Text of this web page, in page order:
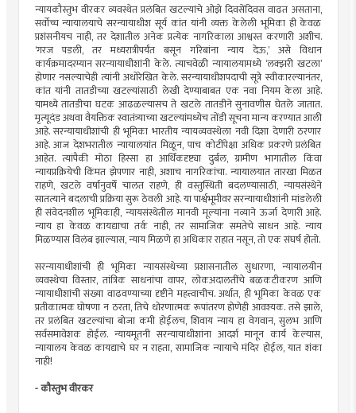
न्यायकौस्तुभ वीरकर व्यवस्थेत प्रलंबित खटल्यांचे ओझे दिवसेंदिवस वाढत असताना,
सर्वोच्च न्यायालयाचे सरन्यायाधीश सूर्य कांत यांनी व्यक्त केलेली भूमिका ही केवळ
प्रशंसनीयच नाही, तर देशातील अनेक प्रत्येक नागरिकाला आश्वस्त करणारी अशीच.
‌‘गरज पडली, तर मध्यरात्रीपर्यंत बसून गरिबांना न्याय देऊ,‌’ असे विधान
कार्यक्रमादरम्यान सरन्यायाधीशांनी केले. त्याचवेळी न्यायालयामध्ये ‌‘लक्झरी खटला‌’
होणार नसल्याचेही त्यांनी अधोरेखित केले. सरन्यायाधीशपदाची सूत्रे स्वीकारल्यानंतर,
कांत यांनी तातडीच्या खटल्यांसाठी लेखी देण्याबाबत एक नवा नियम केला आहे.
यामध्ये तातडीचा घटक आढळल्यासच ते खटले तातडीने सुनावणीस घेतले जातात.
मृत्यूदंड अथवा वैयक्तिक स्वातंत्र्याच्या खटल्यांमध्येच तोंडी सूचना मान्य करण्यात आली
आहे. सरन्यायाधीशांची ही भूमिका भारतीय न्यायव्यवस्थेला नवी दिशा देणारी ठरणार
आहे. आज देशभरातील न्यायालयांत मिळून, पाच कोटींपेक्षा अधिक प्रकरणे प्रलंबित
आहेत. त्यांपैकी मोठा हिस्सा हा आर्थिकदृष्ट्या दुर्बल, ग्रामीण भागातील किंवा
न्यायप्रक्रियेची किंमत झेपणार नाही, अशाच नागरिकांचा. न्यायालयात तारखा मिळत
राहणे, खटले वर्षानुवर्षे चालत राहणे, ही वस्तुस्थिती बदलण्यासाठी, न्यायसंस्थेने
सातत्याने बदलाची प्रक्रिया सुरू ठेवली आहे. या पार्श्वभूमीवर सरन्यायाधीशांनी मांडलेली
ही संवेदनशील भूमिकाही, न्यायसंस्थेतील मानवी मूल्यांना नव्याने ऊर्जा देणारी आहे.
न्याय हा केवळ कायद्याचा तर्क नाही, तर सामाजिक समतेचे साधन आहे. न्याय
मिळण्यास विलंब झाल्यास, न्याय मिळणे हा अधिकार राहात नसून, तो एक संघर्ष होतो.
सरन्यायाधीशांची ही भूमिका न्यायसंस्थेच्या प्रशासनातील सुधारणा, न्यायालयीन
व्यवस्थेचा विस्तार, तांत्रिक साधनांचा वापर, लोकअदालतींचे बळकटीकरण आणि
न्यायाधीशांची संख्या वाढवण्याच्या दृष्टीने महत्त्वाचीच. अर्थात, ही भूमिका केवळ एक
प्रतीकात्मक घोषणा न ठरता, तिचे धोरणात्मक रूपांतरण होणेही आवश्यक. तसे झाले,
तर प्रलंबित खटल्यांचा बोजा कमी होईलच, शिवाय न्याय हा वेगवान, सुलभ आणि
सर्वसमावेशक होईल. न्यायमूतनी सरन्यायाधीशांना आदर्श मानून कार्य केल्यास,
न्यायालय केवळ कायद्याचे घर न राहता, सामाजिक न्यायाचे मंदिर होईल, यात शंका
नाही!
- कौस्तुभ वीरकर